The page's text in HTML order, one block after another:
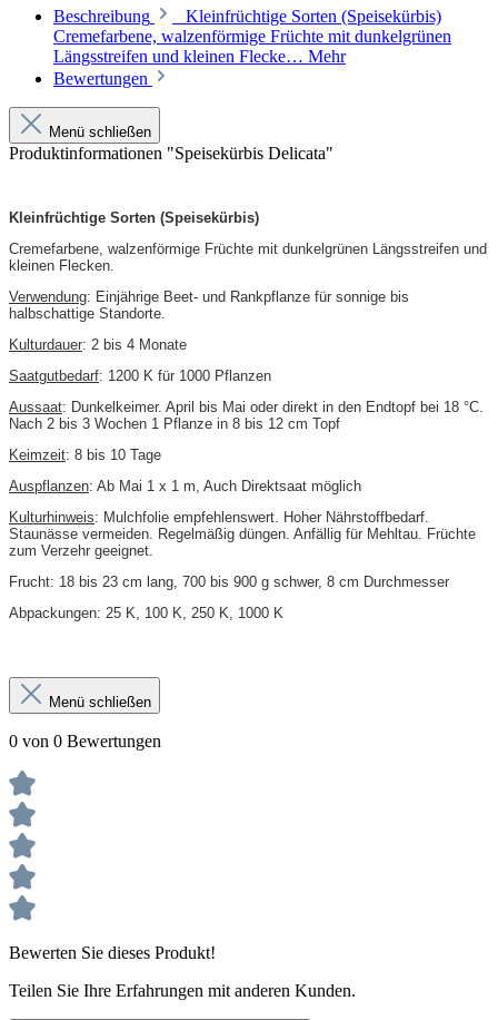
Beschreibung
Kleinfrüchtige Sorten (Speisekürbis)
Cremefarbene, walzenförmige Früchte mit dunkelgrünen
Längsstreifen und kleinen Flecke… Mehr
Bewertungen
Menü schließen
Produktinformationen "Speisekürbis Delicata"
Kleinfrüchtige Sorten (Speisekürbis)
Cremefarbene, walzenförmige Früchte mit dunkelgrünen Längsstreifen und
kleinen Flecken.
Verwendung: Einjährige Beet- und Rankpflanze für sonnige bis
halbschattige Standorte.
Kulturdauer: 2 bis 4 Monate
Saatgutbedarf: 1200 K für 1000 Pflanzen
Aussaat: Dunkelkeimer. April bis Mai oder direkt in den Endtopf bei 18 °C.
Nach 2 bis 3 Wochen 1 Pflanze in 8 bis 12 cm Topf
Keimzeit: 8 bis 10 Tage
Auspflanzen: Ab Mai 1 x 1 m, Auch Direktsaat möglich
Kulturhinweis: Mulchfolie empfehlenswert. Hoher Nährstoffbedarf.
Staunässe vermeiden. Regelmäßig düngen. Anfällig für Mehltau. Früchte
zum Verzehr geeignet.
Frucht: 18 bis 23 cm lang, 700 bis 900 g schwer, 8 cm Durchmesser
Abpackungen: 25 K, 100 K, 250 K, 1000 K
Menü schließen
0 von 0 Bewertungen
Bewerten Sie dieses Produkt!
Teilen Sie Ihre Erfahrungen mit anderen Kunden.